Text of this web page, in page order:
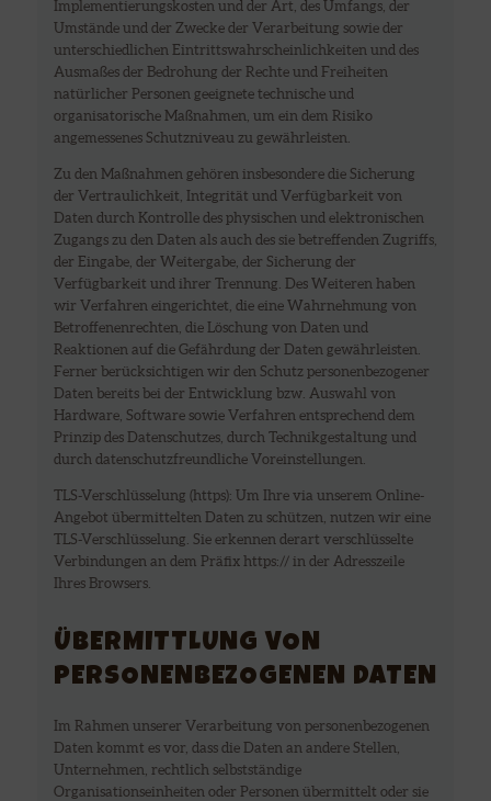
Implementierungskosten und der Art, des Umfangs, der
Umstände und der Zwecke der Verarbeitung sowie der
unterschiedlichen Eintrittswahrscheinlichkeiten und des
Ausmaßes der Bedrohung der Rechte und Freiheiten
natürlicher Personen geeignete technische und
organisatorische Maßnahmen, um ein dem Risiko
angemessenes Schutzniveau zu gewährleisten.
Zu den Maßnahmen gehören insbesondere die Sicherung
der Vertraulichkeit, Integrität und Verfügbarkeit von
Daten durch Kontrolle des physischen und elektronischen
Zugangs zu den Daten als auch des sie betreffenden Zugriffs,
der Eingabe, der Weitergabe, der Sicherung der
Verfügbarkeit und ihrer Trennung. Des Weiteren haben
wir Verfahren eingerichtet, die eine Wahrnehmung von
Betroffenenrechten, die Löschung von Daten und
Reaktionen auf die Gefährdung der Daten gewährleisten.
Ferner berücksichtigen wir den Schutz personenbezogener
Daten bereits bei der Entwicklung bzw. Auswahl von
Hardware, Software sowie Verfahren entsprechend dem
Prinzip des Datenschutzes, durch Technikgestaltung und
durch datenschutzfreundliche Voreinstellungen.
TLS-Verschlüsselung (https): Um Ihre via unserem Online-
Angebot übermittelten Daten zu schützen, nutzen wir eine
TLS-Verschlüsselung. Sie erkennen derart verschlüsselte
Verbindungen an dem Präfix https:// in der Adresszeile
Ihres Browsers.
ÜBERMITTLUNG VON
PERSONENBEZOGENEN DATEN
Im Rahmen unserer Verarbeitung von personenbezogenen
Daten kommt es vor, dass die Daten an andere Stellen,
Unternehmen, rechtlich selbstständige
Organisationseinheiten oder Personen übermittelt oder sie